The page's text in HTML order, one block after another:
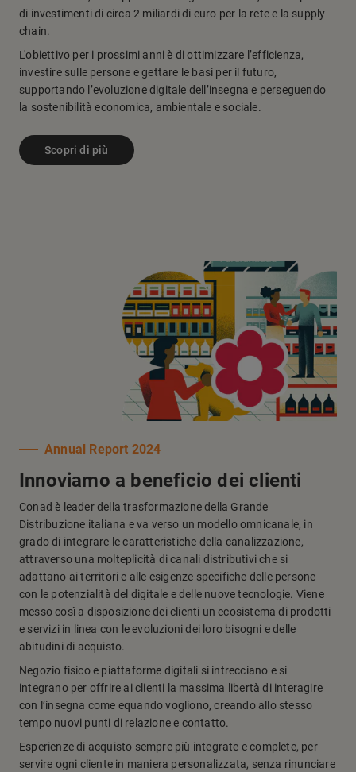
di investimenti di circa 2 miliardi di euro per la rete e la supply
chain.
L'obiettivo per i prossimi anni è di ottimizzare l’efficienza,
investire sulle persone e gettare le basi per il futuro,
supportando l’evoluzione digitale dell’insegna e perseguendo
la sostenibilità economica, ambientale e sociale.
Scopri di più
Annual Report 2024
Innoviamo a beneficio dei clienti
Conad è leader della trasformazione della Grande
Distribuzione italiana e va verso un modello omnicanale, in
grado di integrare le caratteristiche della canalizzazione,
attraverso una molteplicità di canali distributivi che si
adattano ai territori e alle esigenze specifiche delle persone
con le potenzialità del digitale e delle nuove tecnologie. Viene
messo così a disposizione dei clienti un ecosistema di prodotti
e servizi in linea con le evoluzioni dei loro bisogni e delle
abitudini di acquisto.
Negozio fisico e piattaforme digitali si intrecciano e si
integrano per offrire ai clienti la massima libertà di interagire
con l’insegna come equando vogliono, creando allo stesso
tempo nuovi punti di relazione e contatto.
Esperienze di acquisto sempre più integrate e complete, per
servire ogni cliente in maniera personalizzata, senza rinunciare